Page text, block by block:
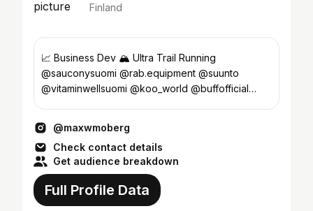
Finland
📈 Business Dev 🏔️ Ultra Trail Running
@sauconysuomi @rab.equipment @suunto
@vitaminwellsuomi @koo_world @buffofficial
@maxwmoberg
Check contact details
Get audience breakdown
Full Profile Data